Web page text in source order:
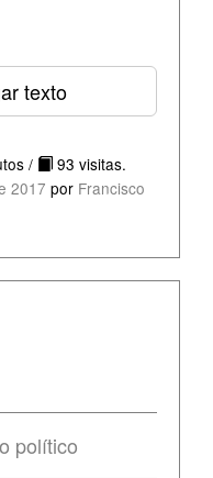
texto
/
93 visitas.
2017 por Francisco
político